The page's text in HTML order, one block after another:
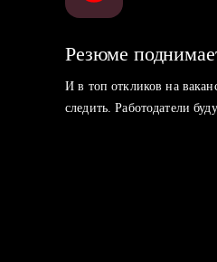
Резюме
И в топ откликов на
следить. Работодатели